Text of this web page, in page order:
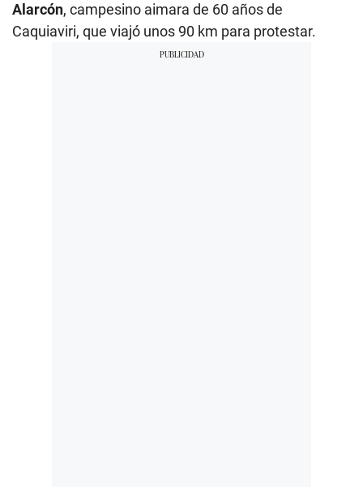
Alarcón, campesino aimara de 60 años de
Caquiaviri, que viajó unos 90 km para protestar.